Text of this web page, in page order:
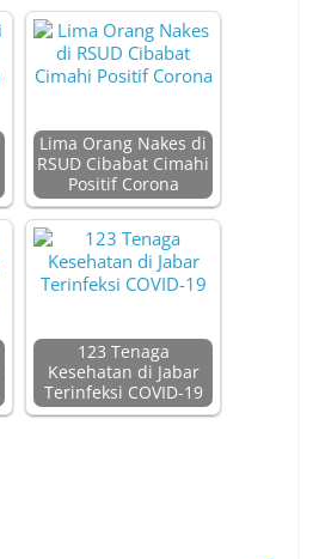
Lima Orang Nakes di
RSUD Cibabat Cimahi
Positif Corona
123 Tenaga
Kesehatan di Jabar
Terinfeksi COVID-19